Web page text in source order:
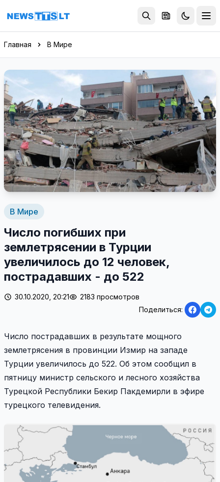
Перейти к содержимому
Главная В Мире
В Мире
Число погибших при
землетрясении в Турции
увеличилось до 12 человек,
пострадавших - до 522
30.10.2020, 20:21
2183 просмотров
Поделиться:
Число пострадавших в результате мощного
землетрясения в провинции Измир на западе
Турции увеличилось до 522. Об этом сообщил в
пятницу министр сельского и лесного хозяйства
Турецкой Республики Бекир Пакдемирли в эфире
турецкого телевидения.